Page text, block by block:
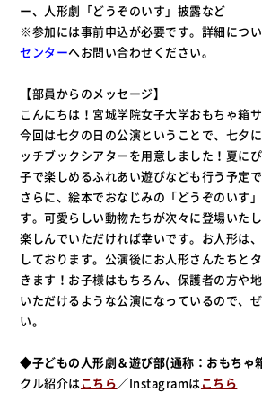
ー、人形劇「どうぞのいす」披露など
※参加には事前申込が必要です。詳細につい
センターへお問い合わせください。
【部員からのメッセージ】
こんにちは！宮城学院女子大学おもちゃ箱サ
今回は七夕の日の公演ということで、七夕
ッチブックシアターを用意しました！夏に
子で楽しめるふれあい遊びなども行う予定で
さらに、絵本でおなじみの「どうぞのいす
す。可愛らしい動物たちが次々に登場いた
楽しんでいただければ幸いです。お人形は
しております。公演後にお人形さんたちと
きます！お子様はもちろん、保護者の方や
いただけるような公演になっているので、
い。
◆子どもの人形劇＆遊び部(通称：おもちゃ
クル紹介は こちら ／Instagramは こちら